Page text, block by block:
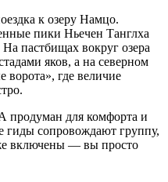
к озеру Намцо.
пики Ньечен Танглха
пастбищах вокруг озера
яков, а на северном
где величие
для комфорта и
гиды сопровождают группу,
включены — вы просто